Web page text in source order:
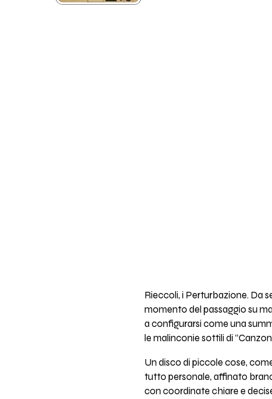
Rieccoli, i Perturbazione. Da
momento del passaggio su
a configurarsi come una
le malinconie sottili di
Un disco di piccole cose,
tutto personale, affinato
con coordinate chiare e